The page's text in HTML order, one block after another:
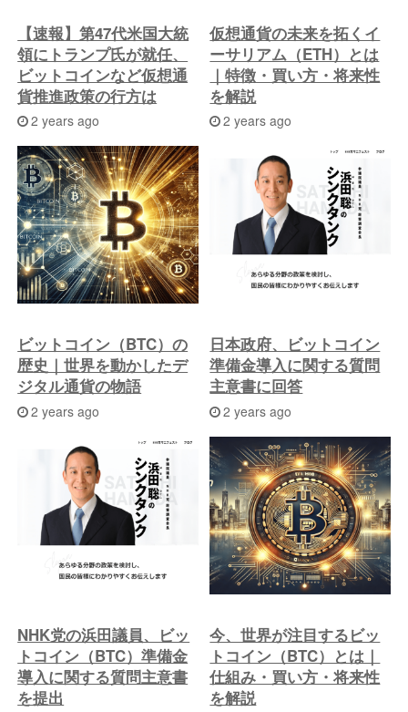
へ
【速報】第47代米国大統
領にトランプ氏が就任、
ビットコインなど仮想通
貨推進政策の行方は
2 years ago
仮想通貨の未来を拓くイ
ーサリアム（ETH）とは
｜特徴・買い方・将来性
を解説
2 years ago
ビットコイン（BTC）の
歴史｜世界を動かしたデ
ジタル通貨の物語
2 years ago
日本政府、ビットコイン
準備金導入に関する質問
主意書に回答
2 years ago
NHK党の浜田議員、ビッ
トコイン（BTC）準備金
導入に関する質問主意書
を提出
今、世界が注目するビッ
トコイン（BTC）とは｜
仕組み・買い方・将来性
を解説